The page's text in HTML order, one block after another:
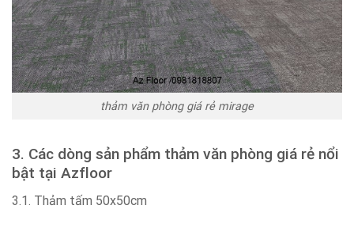
thảm văn phòng giá rẻ mirage
3. Các dòng sản phẩm thảm văn phòng giá rẻ nổi
bật tại Azfloor
3.1. Thảm tấm 50x50cm